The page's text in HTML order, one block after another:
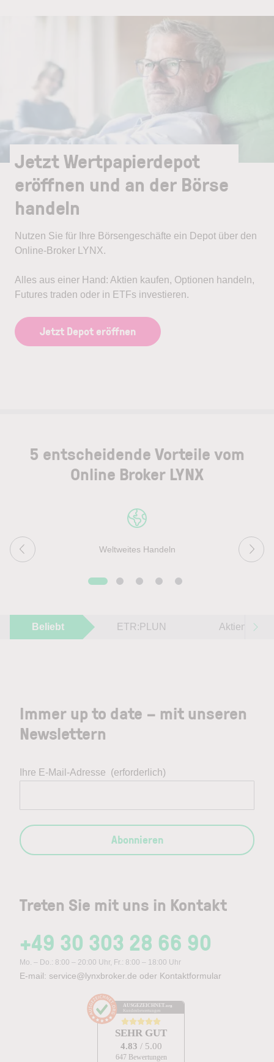
Jetzt Wertpapierdepot
eröffnen und an der Börse
handeln
Nutzen Sie für Ihre Börsengeschäfte ein Depot über den
Online-Broker LYNX.
Alles aus einer Hand: Aktien kaufen, Optionen handeln,
Futures traden oder in ETFs investieren.
Jetzt Depot eröffnen
5 entscheidende Vorteile vom
Online Broker LYNX
Weltweites Handeln
Beliebt ETR:PLUN Aktien im
Treten Sie mit uns in Kontakt
+49 30 303 28 66 90
Mo. – Do.: 8:00 – 20:00 Uhr, Fr.: 8:00 – 18:00 Uhr
E-mail: service@lynxbroker.de oder Kontaktformular
AUSGEZEICHNET .org
Kundenbewertungen
SEHR GUT
4.83 / 5.00
647 Bewertungen
Immer up to date – mit unseren
Newslettern
Ihre E-Mail-Adresse (erforderlich)
Abonnieren